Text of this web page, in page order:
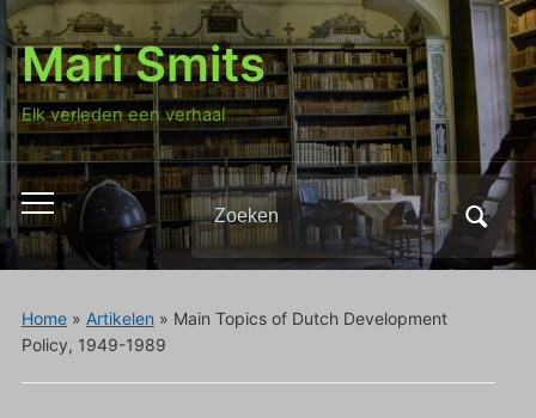
Mari Smits
Elk verleden een verhaal
Toggle
mobiel
menu
Zoeken
naar:
Home» Artikelen » Main Topics of Dutch Development
Policy, 1949-1989